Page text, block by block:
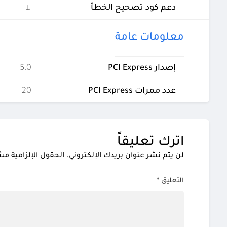
دعم كود تصحيح الخطأ لا
معلومات عامة
إصدار PCI Express 5.0
عدد ممرات PCI Express 20
اترك تعليقاً
لن يتم نشر عنوان بريدك الإلكتروني. الحقول الإلزامية
التعليق*